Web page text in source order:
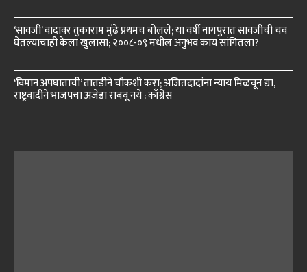
‘सावजी’ वादावर तुकाराम मुंढे प्रथमच बोलले; या वर्षी नागपुरात सावजीची चव
घेतल्याचाही केला खुलासा; २००८-०९ मधील अनुभव काय सांगितला?
‘विमान अपघाताची’ तातडीने चौकशी करा; अजितदादांना न्याय मिळवून द्या,
राष्ट्रवादीने भाजपचा अजेंडा राबवू नये : काँग्रेस